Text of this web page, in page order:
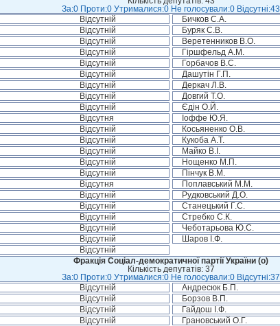
За:0 Проти:0 Утрималися:0 Не голосували:0 Відсутні:43
Відсутній Бичков С.А.
Відсутній Буряк С.В.
Відсутній Веретенников В.О.
Відсутній Гіршфельд А.М.
Відсутній Горбачов В.С.
Відсутній Дашутін Г.П.
Відсутній Деркач Л.В.
Відсутній Довгий Т.О.
Відсутній Єдін О.Й.
Відсутня Іоффе Ю.Я.
Відсутній Косьяненко О.В.
Відсутній Кукоба А.Т.
Відсутній Майко В.І.
Відсутній Нощенко М.П.
Відсутній Пінчук В.М.
Відсутня Поплавський М.М.
Відсутній Рудковський Д.О.
Відсутній Станецький Г.С.
Відсутній Стребко С.К.
Відсутній Чеботарьова Ю.С.
Відсутній Шаров І.Ф.
Відсутній
Фракція Соціал-демократичної партії України (о)
Кількість депутатів: 37
За:0 Проти:0 Утрималися:0 Не голосували:0 Відсутні:37
Відсутній Андресюк Б.П.
Відсутній Борзов В.П.
Відсутній Гайдош І.Ф.
Відсутній Грановський О.Г.